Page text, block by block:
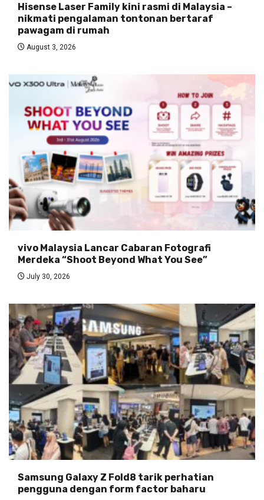
Hisense Laser Family kini rasmi di Malaysia –
nikmati pengalaman tontonan bertaraf
pawagam di rumah
August 3, 2026
vivo Malaysia Lancar Cabaran Fotografi
Merdeka “Shoot Beyond What You See”
July 30, 2026
Samsung Galaxy Z Fold8 tarik perhatian
pengguna dengan form factor baharu